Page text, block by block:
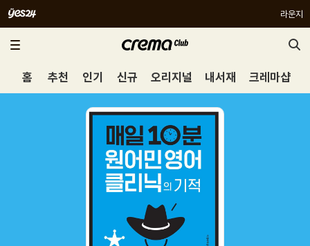
라운지
홈 추천 인기 신규 오리지널 내서재 크레마샵